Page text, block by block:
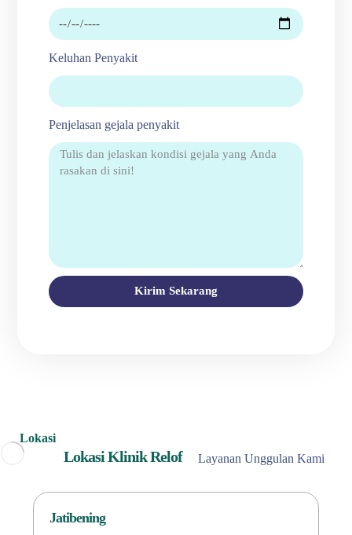
Keluhan Penyakit
Penjelasan gejala penyakit
Kirim Sekarang
Lokasi
Lokasi Klinik Relof Layanan Unggulan Kami
Jatibening